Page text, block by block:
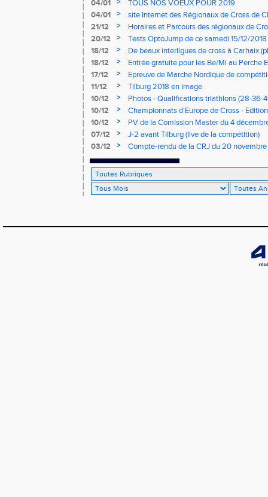
04/01
TOUS NOS VOEUX POUR 2019
04/01
>
site Internet des Régionaux de Cross de
21/12
>
Horaires et Parcours des régionaux de
20/12
>
Tests OptoJump de ce samedi 15/12/2018
18/12
>
De beaux interligues de cross à Carhaix
18/12
>
Entrée gratuite pour les Be/Mi au Perche
17/12
>
Epreuve de Marche Nordique de
de cross du Loir et Cher
11/12 >
Tilburg 2018 en image
10/12
>
Photos - Qualifications triathlons (28-36-
10/12
>
Championnats d'Europe de Cross -
10/12
>
PV de la Comission Master du 4
07/12
>
J-2 avant Tilburg (live de la compétition)
03/12
> Compte-rendu de la CRJ du 20 novembre